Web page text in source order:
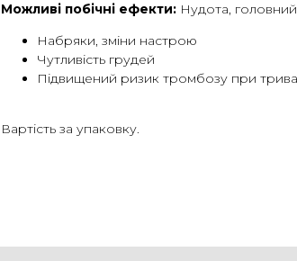
Можливі побічні ефекти: Нудота, головний
Набряки, зміни настрою
Чутливість грудей
Підвищений ризик тромбозу при
Вартість за упаковку.